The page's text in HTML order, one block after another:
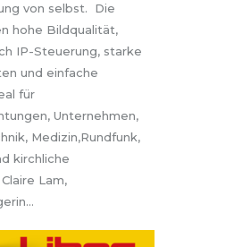
von selbst. Die
hohe Bildqualität,
IP-Steuerung, starke
und einfache
für
Unternehmen,
Medizin,Rundfunk,
kirchliche
Lam,